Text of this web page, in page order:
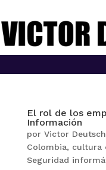
El rol de los
Información
por Victor Deutsch
Colombia, cultura
Seguridad